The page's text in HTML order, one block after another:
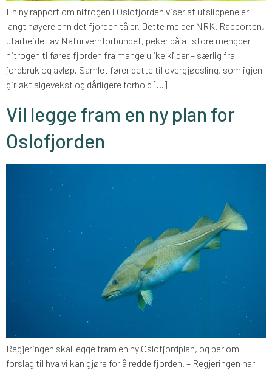
En ny rapport om nitrogen i Oslofjorden viser at utslippene er
langt høyere enn det fjorden tåler. Dette melder NRK. Rapporten,
utarbeidet av Naturvernforbundet, peker på at store mengder
nitrogen tilføres fjorden fra mange ulike kilder – særlig fra
jordbruk og avløp. Samlet fører dette til overgjødsling, som igjen
gir økt algevekst og dårligere forhold […]
Vil legge fram en ny plan for
Oslofjorden
Regjeringen skal legge fram en ny Oslofjordplan, og ber om
forslag til hva vi kan gjøre for å redde fjorden. – Regjeringen har